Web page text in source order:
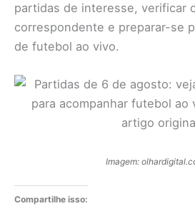
partidas de interesse, verificar
correspondente e preparar-se
de futebol ao vivo.
Imagem:
Compartilhe isso: